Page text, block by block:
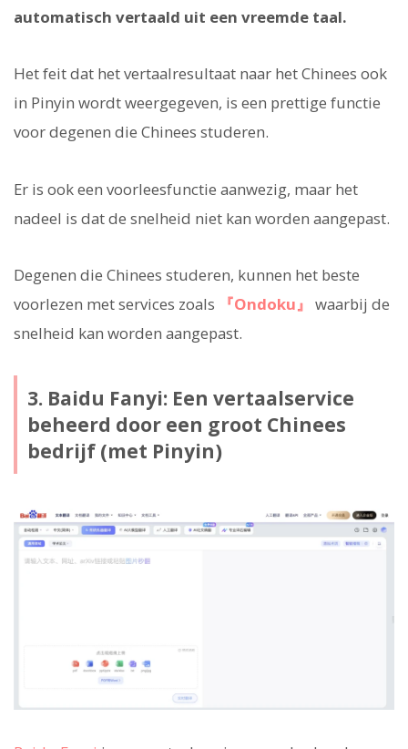
automatisch vertaald uit een vreemde taal.
Het feit dat het vertaalresultaat naar het Chinees ook
in Pinyin wordt weergegeven, is een prettige functie
voor degenen die Chinees studeren.
Er is ook een voorleesfunctie aanwezig, maar het
nadeel is dat de snelheid niet kan worden aangepast.
Degenen die Chinees studeren, kunnen het beste
voorlezen met services zoals
『Ondoku』 waarbij de
snelheid kan worden aangepast.
3. Baidu Fanyi: Een vertaalservice
beheerd door een groot Chinees
bedrijf (met Pinyin)